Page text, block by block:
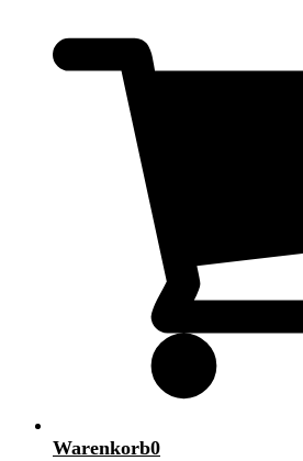
Warenkorb0